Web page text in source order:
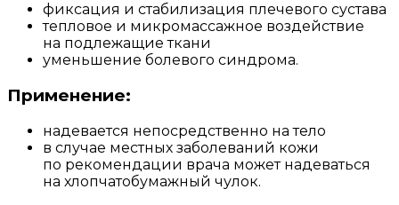
фиксация и стабилизация плечевого сустава
тепловое и микромассажное воздействие
на подлежащие ткани
уменьшение болевого синдрома.
Применение:
надевается непосредственно на тело
в случае местных заболеваний кожи
по рекомендации врача может надеваться
на хлопчатобумажный чулок.